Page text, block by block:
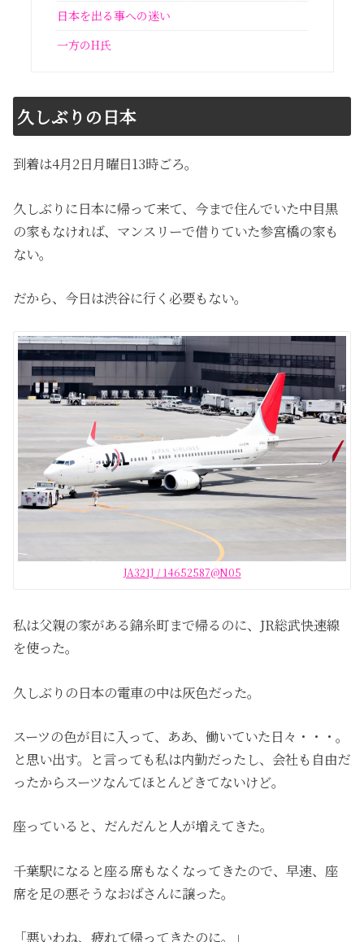
日本を出る事への迷い
一方のH氏
久しぶりの日本
到着は4月2日月曜日13時ごろ。
久しぶりに日本に帰って来て、今まで住んでいた中目黒
の家もなければ、マンスリーで借りていた参宮橋の家も
ない。
だから、今日は渋谷に行く必要もない。
JA321J / 14652587@N05
私は父親の家がある錦糸町まで帰るのに、JR総武快速線
を使った。
久しぶりの日本の電車の中は灰色だった。
スーツの色が目に入って、ああ、働いていた日々・・・。
と思い出す。と言っても私は内勤だったし、会社も自由だ
ったからスーツなんてほとんどきてないけど。
座っていると、だんだんと人が増えてきた。
千葉駅になると座る席もなくなってきたので、早速、座
席を足の悪そうなおばさんに譲った。
「悪いわね、疲れて帰ってきたのに。」